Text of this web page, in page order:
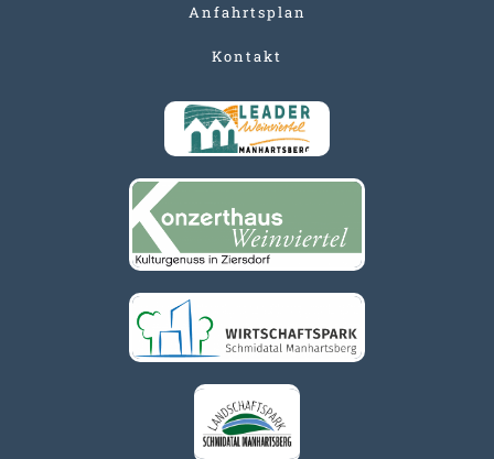
Anfahrtsplan
Kontakt